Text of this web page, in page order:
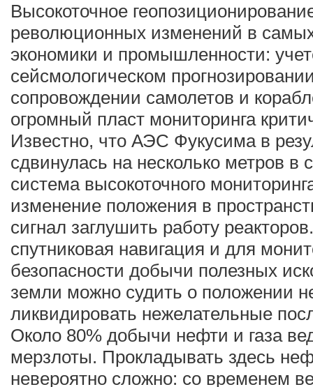
Высокоточное
революционных изменений в
экономики и промышленности:
сейсмологическом
сопровождении самолетов и
огромный пласт мониторинга
Известно, что АЭС Фукусима в
сдвинулась на несколько метров в
система высокоточного
изменение положения в
сигнал заглушить работу
спутниковая навигация и для
безопасности добычи полезных
земли можно судить о положении
ликвидировать нежелательные
Около 80% добычи нефти и газа
мерзлоты. Прокладывать здесь
невероятно сложно: со временем